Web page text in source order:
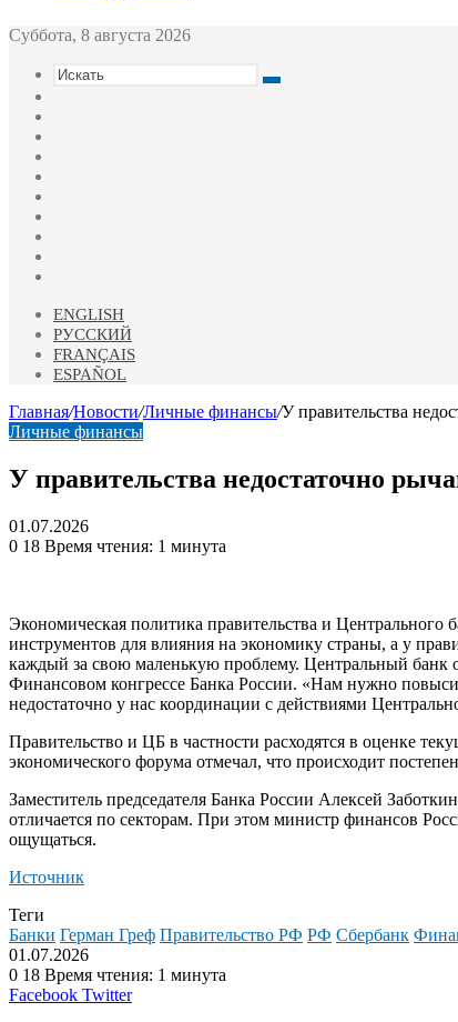
Суббота, 8 августа 2026
Искать
ENGLISH
РУССКИЙ
FRANÇAIS
ESPAÑOL
Главная/Новости/Личные финансы/У правительства
Личные финансы
У правительства недостаточно
01.07.2026
0 18 Время чтения: 1 минута
Экономическая политика правительства и
инструментов для влияния на экономику страны, а у
каждый за свою маленькую проблему. Центральный банк
Финансовом конгрессе Банка России. «Нам нужно
недостаточно у нас координации с действиями
Правительство и ЦБ в частности расходятся в оценке
экономического форума отмечал, что происходит
Заместитель председателя Банка России Алексей
отличается по секторам. При этом министр финансов
ощущаться.
Источник
Теги
Банки Герман Греф Правительство РФ РФ Сбербанк
01.07.2026
0 18 Время чтения: 1 минута
Facebook TwitterLinkedIn
Tumblr
Reddit
Вконтакте
Одноклассники
Skype
Messenger
Messenger
WhatsApp
Telegram
Viber
Line
Поделиться